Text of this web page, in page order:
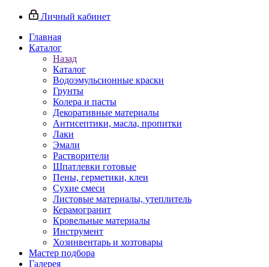
Личный кабинет
Главная
Каталог
Назад
Каталог
Водоэмульсионные краски
Грунты
Колера и пасты
Декоративные материалы
Антисептики, масла, пропитки
Лаки
Эмали
Растворители
Шпатлевки готовые
Пены, герметики, клеи
Сухие смеси
Листовые материалы, утеплитель
Керамогранит
Кровельные материалы
Инструмент
Хозинвентарь и хозтовары
Мастер подбора
Галерея